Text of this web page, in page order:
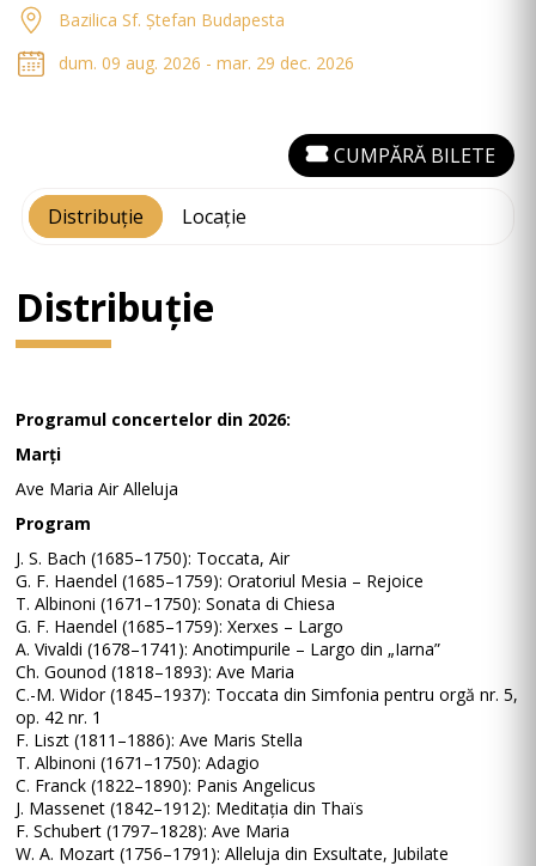
Bazilica Sf. Ștefan Budapesta
dum. 09 aug. 2026 - mar. 29 dec. 2026
Distribuție Locație
CUMPĂRĂ BILETE
Distribuție
Programul concertelor din 2026:
Marți
Ave Maria Air Alleluja
Program
J. S. Bach (1685–1750): Toccata, Air
G. F. Haendel (1685–1759): Oratoriul Mesia – Rejoice
T. Albinoni (1671–1750): Sonata di Chiesa
G. F. Haendel (1685–1759): Xerxes – Largo
A. Vivaldi (1678–1741): Anotimpurile – Largo din „Iarna”
Ch. Gounod (1818–1893): Ave Maria
C.-M. Widor (1845–1937): Toccata din Simfonia pentru orgă nr. 5,
op. 42 nr. 1
F. Liszt (1811–1886): Ave Maris Stella
T. Albinoni (1671–1750): Adagio
C. Franck (1822–1890): Panis Angelicus
J. Massenet (1842–1912): Meditația din Thaïs
F. Schubert (1797–1828): Ave Maria
W. A. Mozart (1756–1791): Alleluja din Exsultate, Jubilate